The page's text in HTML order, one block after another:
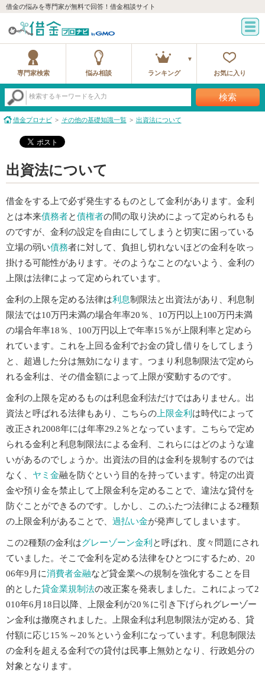
借金の悩みを専門家が無料で回答！借金相談サイト
専門家検索 悩み相談 ランキング お気に入り
検索するキーワードを入力 検索
借金プロナビ その他の基礎知識一覧 出資法について
出資法について
借金をする上で必ず発生するものとして金利があります。金利
とは本来債務者と債権者の間の取り決めによって定められるも
のですが、金利の設定を自由にしてしまうと切実に困っている
立場の弱い債務者に対して、負担し切れないほどの金利を吹っ
掛ける可能性があります。そのようなことのないよう、金利の
上限は法律によって定められています。
金利の上限を定める法律は利息制限法と出資法があり、利息制
限法では10万円未満の場合年率20％、10万円以上100万円未満
の場合年率18％、100万円以上で年率15％が上限利率と定めら
れています。これを上回る金利でお金の貸し借りをしてしまう
と、超過した分は無効になります。つまり利息制限法で定めら
れる金利は、その借金額によって上限が変動するのです。
金利の上限を定めるものは利息金利法だけではありません。出
資法と呼ばれる法律もあり、こちらの上限金利 は時代によって
改正され2008年には年率29.2％となっています。こちらで定め
られる金利と利息制限法による金利、これらにはどのような違
いがあるのでしょうか。出資法の目的は金利を規制するのでは
なく、 ヤミ金融を防ぐという目的を持っています。特定の出資
金や預り金を禁止して上限金利を定めることで、違法な貸付を
防ぐことができるのです。しかし、このふたつ法律による2種類
の上限金利があることで、 過払い金が発声してしまいます。
この2種類の金利はグレーゾーン金利 と呼ばれ、度々問題にされ
ていました。そこで金利を定める法律をひとつにするため、20
06年9月に消費者金融など貸金業への規制を強化することを目
的とした貸金業規制法の改正案を発表しました。これによって2
010年6月18日以降、上限金利が20％に引き下げられグレーゾー
ン金利は撤廃されました。上限金利は利息制限法が定める、貸
付額に応じ15％～20％という金利になっています。利息制限法
の金利を超える金利での貸付は民事上無効となり、行政処分の
対象となります。